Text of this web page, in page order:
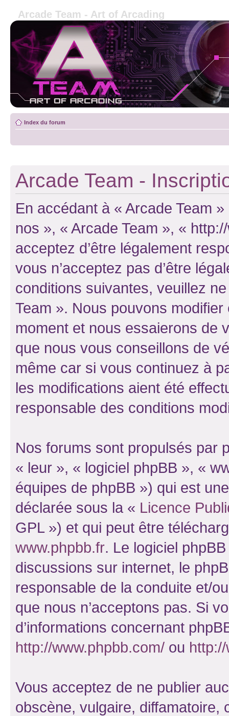
Arcade Team - Art of Arcading
Index du forum
Arcade Team -
En accédant à « Arcade Team
nos », « Arcade Team », «
acceptez d’être légalement
vous n’acceptez pas d’être
conditions suivantes, veuillez
Team ». Nous pouvons
moment et nous essaierons de
que nous vous conseillons de
même car si vous continuez à
les modifications aient été
responsable des conditions
Nos forums sont propulsés par
« leur », « logiciel phpBB », «
équipes de phpBB ») qui est
déclarée sous la « Licence
GPL ») et qui peut être
www.phpbb.fr. Le logiciel
discussions sur internet, le
responsable de la conduite et/
que nous n’acceptons pas. Si
d’informations concernant
http://www.phpbb.com/ ou
Vous acceptez de ne publier
obscène, vulgaire, diffamatoire,